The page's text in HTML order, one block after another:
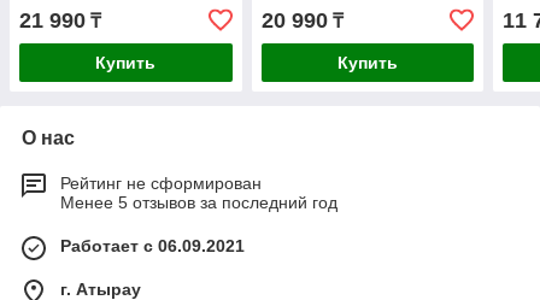
21 990 ₸
Купить
20 990₸
Купить
11
О нас
Рейтинг не сформирован
Менее 5 отзывов за последний год
Работает с 06.09.2021
г. Атырау